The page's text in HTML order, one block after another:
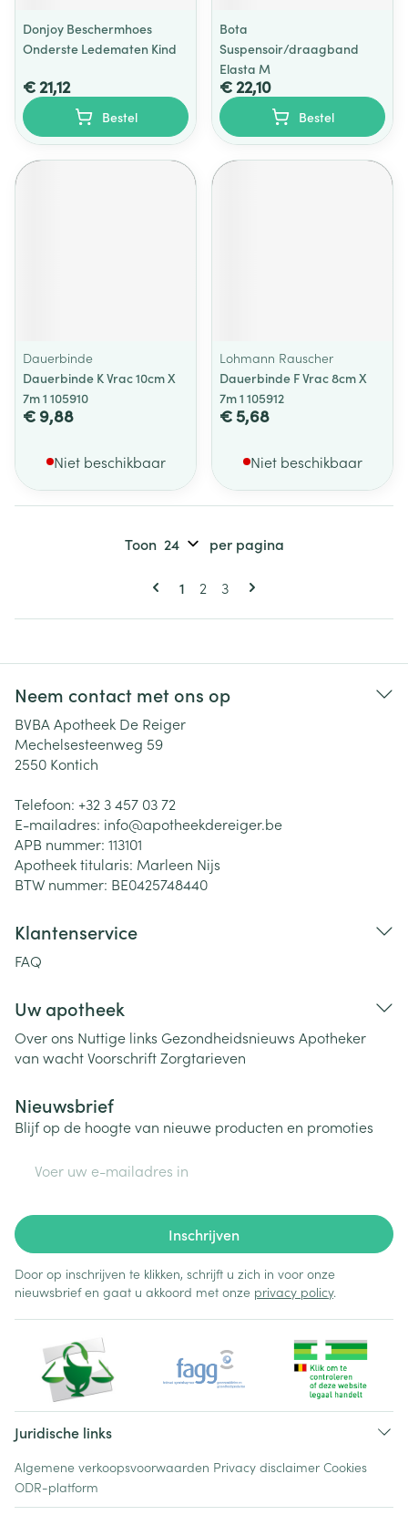
Donjoy Beschermhoes
Onderste Ledematen Kind
€ 21,12
Bestel
Bota
Suspensoir/draagband
Elasta M
€ 22,10
Bestel
Dauerbinde
Dauerbinde K Vrac 10cm X
7m 1 105910
€ 9,88
Niet beschikbaar
Lohmann Rauscher
Dauerbinde F Vrac 8cm X
7m 1 105912
€ 5,68
Niet beschikbaar
Pagina's
U lees momenteel pagina
1 Pagina
2 Pagina
3
Toon per pagina
Neem contact met ons op
BVBA Apotheek De Reiger
Mechelsesteenweg 59
2550 Kontich
Telefoon: +32 3 457 03 72
E-mailadres: info@apotheekdereiger.be
APB nummer: 113101
Apotheek titularis: Marleen Nijs
BTW nummer: BE0425748440
Klantenservice
FAQ
Uw apotheek
Over ons Nuttige links Gezondheidsnieuws Apotheker
van wachtVoorschriftZorgtarieven
Nieuwsbrief
Blijf op de hoogte van nieuwe producten en promoties
Inschrijven
Door op inschrijven te klikken, schrijft u zich in voor onze
nieuwsbrief en gaat u akkoord met onze privacy policy.
Juridische links
Algemene verkoopsvoorwaarden Privacy disclaimer Cookies
ODR-platform